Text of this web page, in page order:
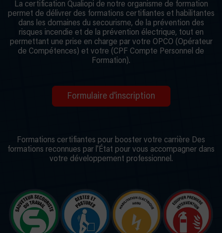
La certification Qualiopi de notre organisme de formation
permet de délivrer des formations certifiantes et habilitantes
dans les domaines du secourisme, de la prévention des
risques incendie et de la prévention électrique, tout en
permettant une prise en charge par votre OPCO (Opérateur
de Compétences) et votre (CPF Compte Personnel de
Formation).
Formulaire d'inscription
Formations certifiantes pour booster votre carrière Des
formations reconnues par l'État pour vous accompagner dans
votre développement professionnel.